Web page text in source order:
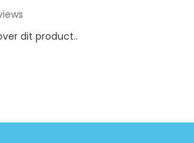
dit product..